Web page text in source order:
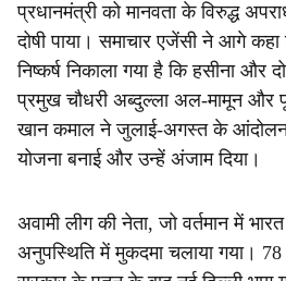
प्रधानमंत्री को मानवता के विरुद्ध
दोषी पाया। समाचार एजेंसी ने आगे
निष्कर्ष निकाला गया है कि हसीना और
प्रमुख चौधरी अब्दुल्ला अल-मामून और
खान कमाल ने जुलाई-अगस्त के आंदोलन
योजना बनाई और उन्हें अंजाम दिया।
अवामी लीग की नेता, जो वर्तमान में
अनुपस्थिति में मुकदमा चलाया गया। 78